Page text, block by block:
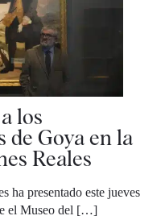
los
de Goya en la
Reales
ha presentado este jueves
el Museo del […]